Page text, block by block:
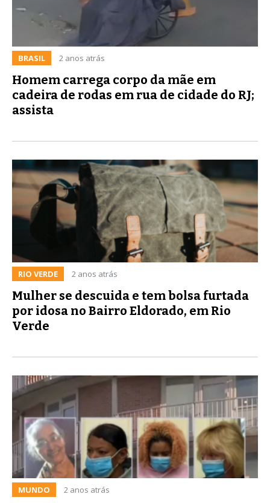
BRASIL 2 anos atrás
Homem carrega corpo da mãe em
cadeira de rodas em rua de cidade do RJ;
assista
RIO VERDE 2 anos atrás
Mulher se descuida e tem bolsa furtada
por idosa no Bairro Eldorado, em Rio
Verde
MUNDO 2 anos atrás